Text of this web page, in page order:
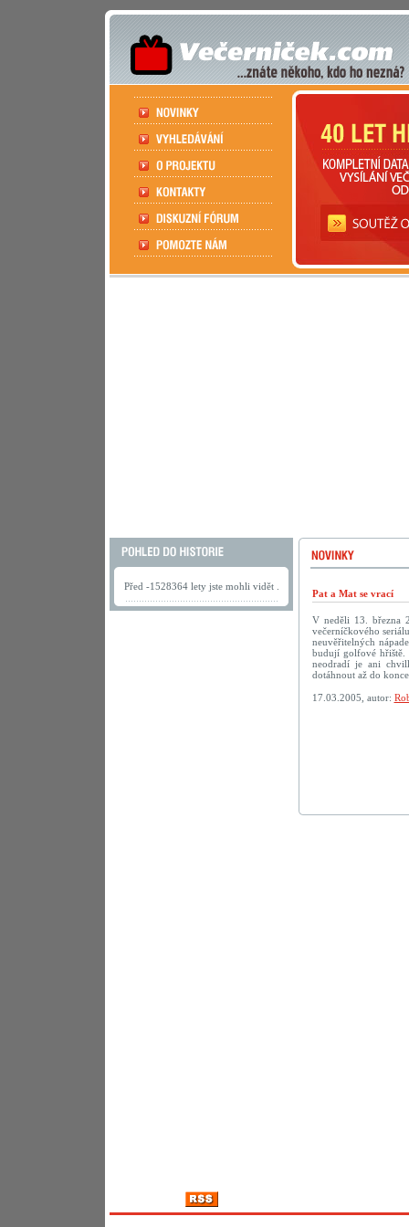
Před -1528364 lety jste mohli vidět .
Pat a Mat se vrací
V neděli 13. března
večerníčkového
neuvěřitelných
budují golfové hřiště.
neodradí je ani
dotáhnout až do
17.03.2005, autor: